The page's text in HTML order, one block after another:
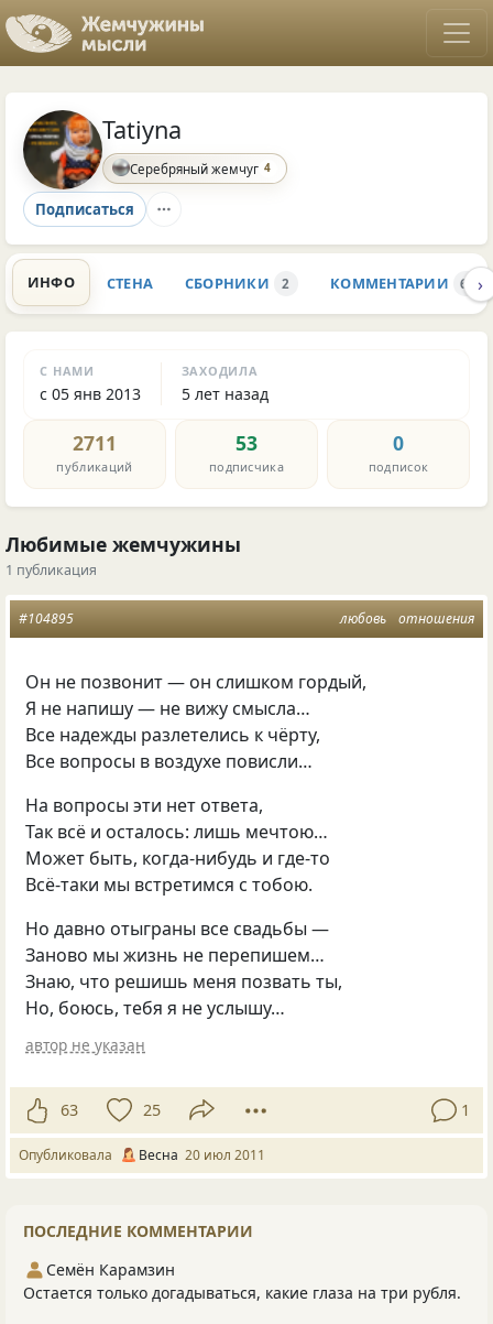
Tatiyna
Серебряный жемчуг 4
Подписаться
ИНФО СТЕНА СБОРНИКИ 2 КОММЕНТАРИИ 697
›
С НАМИ
с 05 янв 2013
ЗАХОДИЛА
5 лет назад
2711
публикаций
53
подписчика
0
подписок
Любимые жемчужины
1 публикация
любовь отношения
#104895
Он не позвонит — он слишком гордый,
Я не напишу — не вижу смысла…
Все надежды разлетелись к чёрту,
Все вопросы в воздухе повисли…
На вопросы эти нет ответа,
Так всё и осталось: лишь мечтою…
Может быть, когда-нибудь и где-то
Всё-таки мы встретимся с тобою.
Но давно отыграны все свадьбы —
Заново мы жизнь не перепишем…
Знаю, что решишь меня позвать ты,
Но, боюсь, тебя я не услышу…
автор не указан
63 25 1
Опубликовала Весна 20 июл 2011
ПОСЛЕДНИЕ КОММЕНТАРИИ
Семён Карамзин
Остается только догадываться, какие глаза на три рубля.